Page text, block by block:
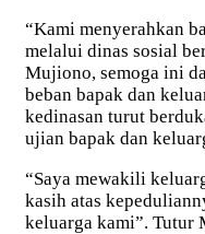
“Kami menyerahkan
melalui dinas sosial
Mujiono, semoga ini
beban bapak dan
kedinasan turut
ujian bapak dan
“Saya mewakili
kasih atas
keluarga kami”. Tutur